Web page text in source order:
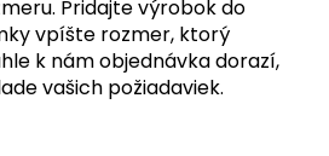
Pridajte výrobok do
vpíšte rozmer, ktorý
k nám objednávka dorazí,
vašich požiadaviek.